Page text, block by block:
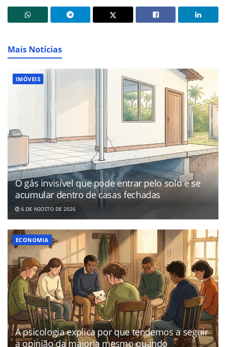
Mais Notícias
IMÓVEIS
O gás invisível que pode entrar pelo solo e se
acumular dentro de casas fechadas
6 DE AGOSTO DE 2026
ECONOMIA
A psicologia explica por que tendemos a seguir
a opinião da maioria mesmo quando